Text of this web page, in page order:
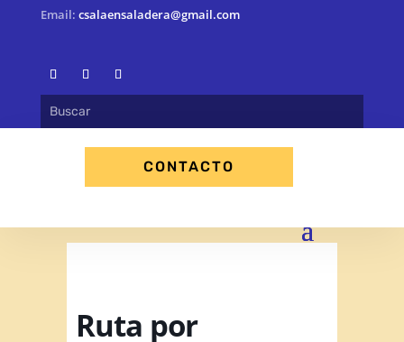
Email: csalaensaladera@gmail.com
CONTACTO
Ruta por